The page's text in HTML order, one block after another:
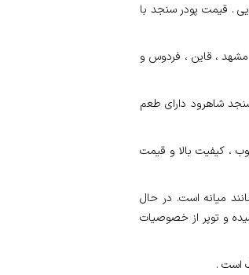
. قیمت یک کیلو سنجد ، قیمت عمده سنجد ، قیمت سنجد کارتنی ۸ کیلویی . قیمت پودر سنجد با
، قاین ، فردوس و
شاهرود دارای طعم
، کیفیت بالا و قیمت
میانه است. در حال
و توپر از خصوصیات
است .